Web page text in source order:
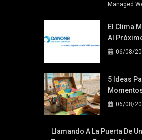
Managed
El Clima
Al
06/08/
5 Ideas
06/08/
Llamando A La Puerta De